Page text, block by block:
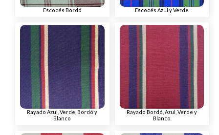
Escocés Bordó Escocés Azul y Verde
Rayado Azul, Verde, Bordó y
Blanco
Rayado Bordó, Azul, Verde y
Blanco